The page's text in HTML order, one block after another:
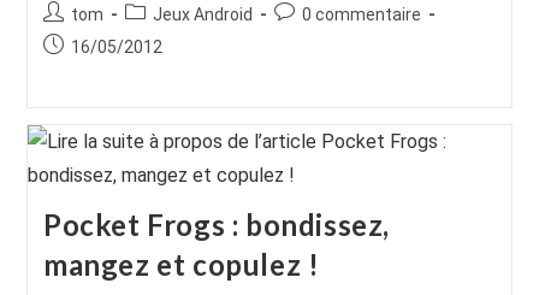
Auteur/autrice
de
tom
Post
category:
Jeux Android
Commentaires
0 commentaire
Publication
16/05/2012
Pocket Frogs : bondissez,
mangez et copulez !